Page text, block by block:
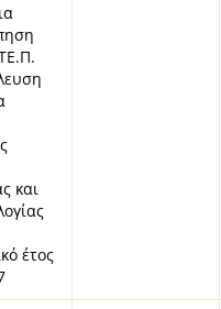
και
έτος